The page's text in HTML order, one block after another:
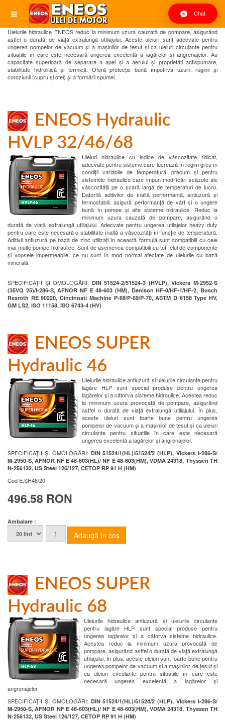
Chat
Uleiurile hidraulice ENEOS reduc la minimum uzura cauzată de pompare, asigurând
astfel o durată de viață extralungă utiliajului. Aceste uleiuri sunt adecvate pentru
ungerea pompelor de vacuum și a maşinilor de țesut și ca uleiuri circulante pentru
situațiile în care este necesară ungerea excelentă a lagărelor și angrenajelor. Au
capacitate superioară de separare a apei și a aerului și proprietăți antispumare,
stabilitate hidrolitică și termică. Oferă protecție bună împotriva uzurii, ruginii și
coroziunii (cupru și oțel) și a formării spumei.
ENEOS Hydraulic
HVLP 32/46/68
Uleiuri hidraulice cu indice de vâscozitate ridicat,
adecvate pentru sisteme care lucrează în regim greu în
condiții variabile de temperatură, precum și pentru
sistemele hidraulice care impun modificări scăzute ale
vâscozității pe o scară largă de temperaturi de lucru.
Datorită aditivilor de înaltă performanță, antiuzură și
termostabili, asigură performanță de vârf și o ungere
bună în pompe și alte sisteme hidraulice. Reduc la
minimum uzura cauzată de pompare, asigurând o
durată de viață extralungă utiliajului. Adecvate pentru ungerea utilajelor heavy duty
pentru care este necesară o stabilitate înaltă a vâscozității în funcție de temperatură.
Aditivii antiuzură pe bază de zinc utilizați în această formulă sunt compatibili cu cele
mai multe pompe hidraulice. Sunt de asemenea compatibili cu tot felul de componente
și vopsele impermeabile, ce nu sunt în mod normal afectate de uleiurile cu bază
minerală.
SPECIFICAȚII ŞI OMOLOGĂRI: DIN 51524-2/51524-3 (HVLP), Vickers M-2952-S
(35VQ 25)/I-286-S, AFNOR NF E 48-603 (HM), Denison HF-0/HF-1/HF-2, Bosch
Rexroth RE 90220, Cincinnati Machine P-68/P-69/P-70, ASTM D 6158 Type HV,
GM LS2, ISO 11158, ISO 6743-4 (HV)
ENEOS SUPER
Hydraulic 46
Uleiurile hidraulice antiuzură și uleiurile circulante pentru
lagăre HLP sunt special produse pentru ungerea
lagărelor și a câtorva sisteme hidraulice. Acestea reduc
la minimum uzura provocată de pompare, asigurând
astfel o durată de viață extralungă utiliajului. În plus,
aceste uleiuri sunt foarte bune pentru ungerea
pompelor de vacuum și a maşinilor de țesut și ca uleiuri
circulante pentru situațiile în care este necesară
ungerea excelentă a lagărelor și angrenajelor.
SPECIFICAȚII ŞI OMOLOGĂRI: DIN 51524/1(HL)/51524/2 (HLP), Vickers I-286-S/
M-2950-S, AFNOR NF E 48-603(HL)/ NF E 48-603(HM), VDMA 24318, Thyssen TH
N-256132, US Steel 126/127, CETOP RP 91 H (HM)
Cod E.SH46/20
496.58 RON
Ambalare :
ENEOS SUPER
Hydraulic 68
Uleiurile hidraulice antiuzură și uleiurile circulante
pentru lagăre HLP sunt special produse pentru
ungerea lagărelor și a câtorva sisteme hidraulice.
Acestea reduc la minimum uzura provocată de
pompare, asigurând astfel o durată de viață extralungă
utiliajului. În plus, aceste uleiuri sunt foarte bune pentru
ungerea pompelor de vacuum și a maşinilor de țesut și
ca uleiuri circulante pentru situațiile în care este
necesară ungerea excelentă a lagărelor și
angrenajelor.
SPECIFICAȚII ŞI OMOLOGĂRI: DIN 51524/1(HL)/51524/2 (HLP), Vickers I-286-S/
M-2950-S, AFNOR NF E 48-603(HL)/ NF E 48-603(HM), VDMA 24318, Thyssen TH
N-256132, US Steel 126/127, CETOP RP 91 H (HM)